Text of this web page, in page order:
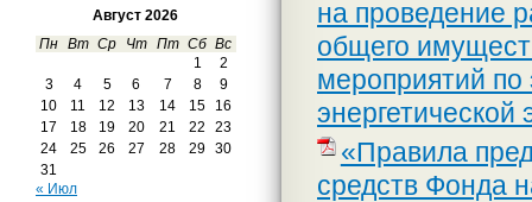
Август 2026
Пн Вт Ср Чт Пт Сб Вс
1
2
3
4 5 6 7 8
9
10
11 12 13 14 15
16
17
18 19 20 21 22
23
24
25 26 27 28 29
30
31
« Июл
на проведение
общего
мероприятий
«Правила
средств Фонда